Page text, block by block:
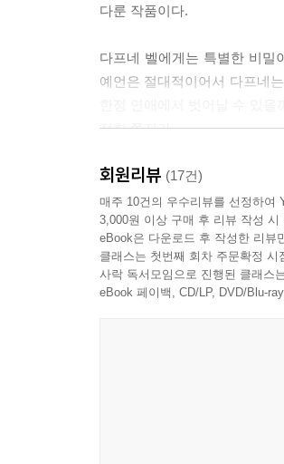
사실 나에게는 친구의 조언
--- p.198
--- p.203
진실은 어렵다. 복잡하다. 때
서 진실을 지운다. 한쪽 구석
있어도 완전히 숨을 수는 없다.
--- p.250
자신이 무언가를 간절히 원
다룬 작품이다.
다프네 벨에게는 특별한 비
예언은 절대적이어서 다프네
적힌 쪽지가.
드디어 평생의 짝을 만난다는
전남친 ‘휴고’는 아직 다프
인생에서 한 번도 해보지 않았
결말보다 밀도가 중요한 시절
지나가버린, 그리고 다시 찾아
《로맨스 유통기한》은 신
취하고 있다. 결말을 미리
회원리뷰 (17건)
매주 10건의 우수리뷰를 선정하여
3,000원 이상 구매 후 리뷰 작성 시
eBook은 다운로드 후 작성한 리뷰
클래스는 첫번째 회차 주문확정
사락 독서모임으로 진행된 클래스
eBook 페이백, CD/LP, DVD/Blu-